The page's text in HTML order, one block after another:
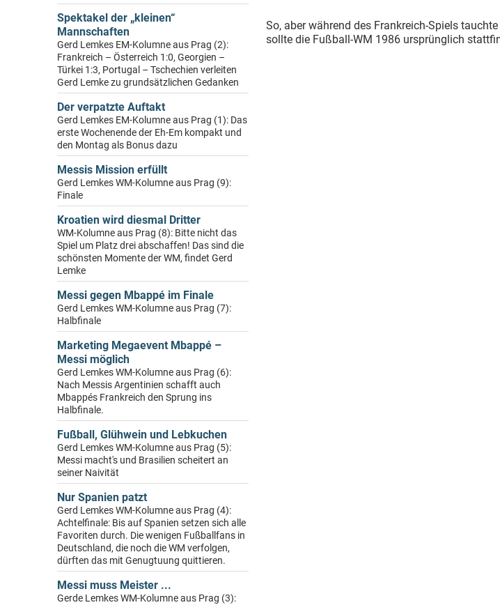
Spektakel der „kleinen“
Mannschaften
Gerd Lemkes EM-Kolumne aus Prag (2):
Frankreich – Österreich 1:0, Georgien –
Türkei 1:3, Portugal – Tschechien verleiten
Gerd Lemke zu grundsätzlichen Gedanken
Der verpatzte Auftakt
Gerd Lemkes EM-Kolumne aus Prag (1): Das
erste Wochenende der Eh-Em kompakt und
den Montag als Bonus dazu
Messis Mission erfüllt
Gerd Lemkes WM-Kolumne aus Prag (9):
Finale
Kroatien wird diesmal Dritter
WM-Kolumne aus Prag (8): Bitte nicht das
Spiel um Platz drei abschaffen! Das sind die
schönsten Momente der WM, findet Gerd
Lemke
Messi gegen Mbappé im Finale
Gerd Lemkes WM-Kolumne aus Prag (7):
Halbfinale
Marketing Megaevent Mbappé –
Messi möglich
Gerd Lemkes WM-Kolumne aus Prag (6):
Nach Messis Argentinien schafft auch
Mbappés Frankreich den Sprung ins
Halbfinale.
Fußball, Glühwein und Lebkuchen
Gerd Lemkes WM-Kolumne aus Prag (5):
Messi macht's und Brasilien scheitert an
seiner Naivität
Nur Spanien patzt
Gerd Lemkes WM-Kolumne aus Prag (4):
Achtelfinale: Bis auf Spanien setzen sich alle
Favoriten durch. Die wenigen Fußballfans in
Deutschland, die noch die WM verfolgen,
dürften das mit Genugtuung quittieren.
Messi muss Meister ...
Gerde Lemkes WM-Kolumne aus Prag (3):
So, aber während des Frankreich-Spiels
sollte die Fußball-WM 1986 ursprünglich